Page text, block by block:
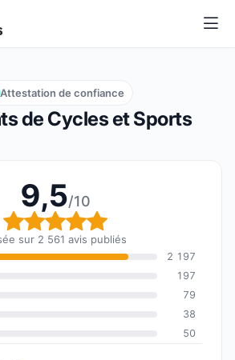
10
de Cycles et Sports
Attestation de confiance
9,5/10
Note globale : 9,5 sur
sur 2 561 avis publiés
2 197
197
79
38
50